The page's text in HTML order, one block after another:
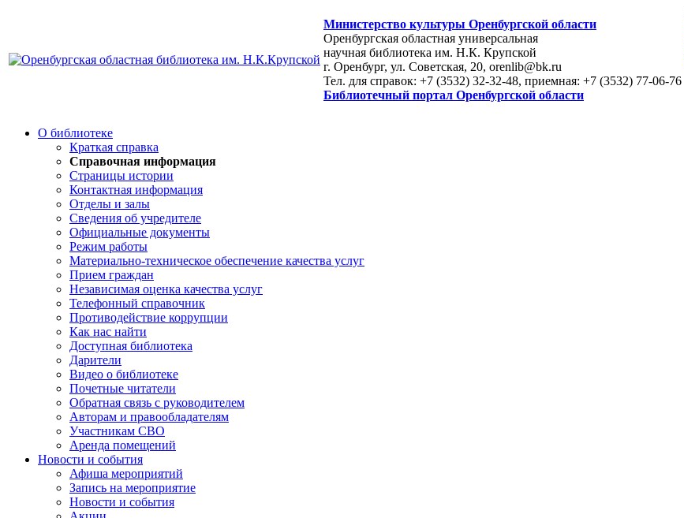
Министерство культуры Оренбургской области
Оренбургская областная универсальная
научная библиотека им. Н.К. Крупской
г. Оренбург, ул. Советская, 20, orenlib@bk.ru
Тел. для справок: +7 (3532) 32-32-48, приемная: +7 (3532) 77-06-76
Библиотечный портал Оренбургской области
О библиотеке
Краткая справка
Справочная информация
Страницы истории
Контактная информация
Отделы и залы
Сведения об учредителе
Официальные документы
Режим работы
Материально-техническое обеспечение качества услуг
Прием граждан
Независимая оценка качества услуг
Телефонный справочник
Противодействие коррупции
Как нас найти
Доступная библиотека
Дарители
Видео о библиотеке
Почетные читатели
Обратная связь с руководителем
Авторам и правообладателям
Участникам СВО
Аренда помещений
Новости и события
Афиша мероприятий
Запись на мероприятие
Новости и события